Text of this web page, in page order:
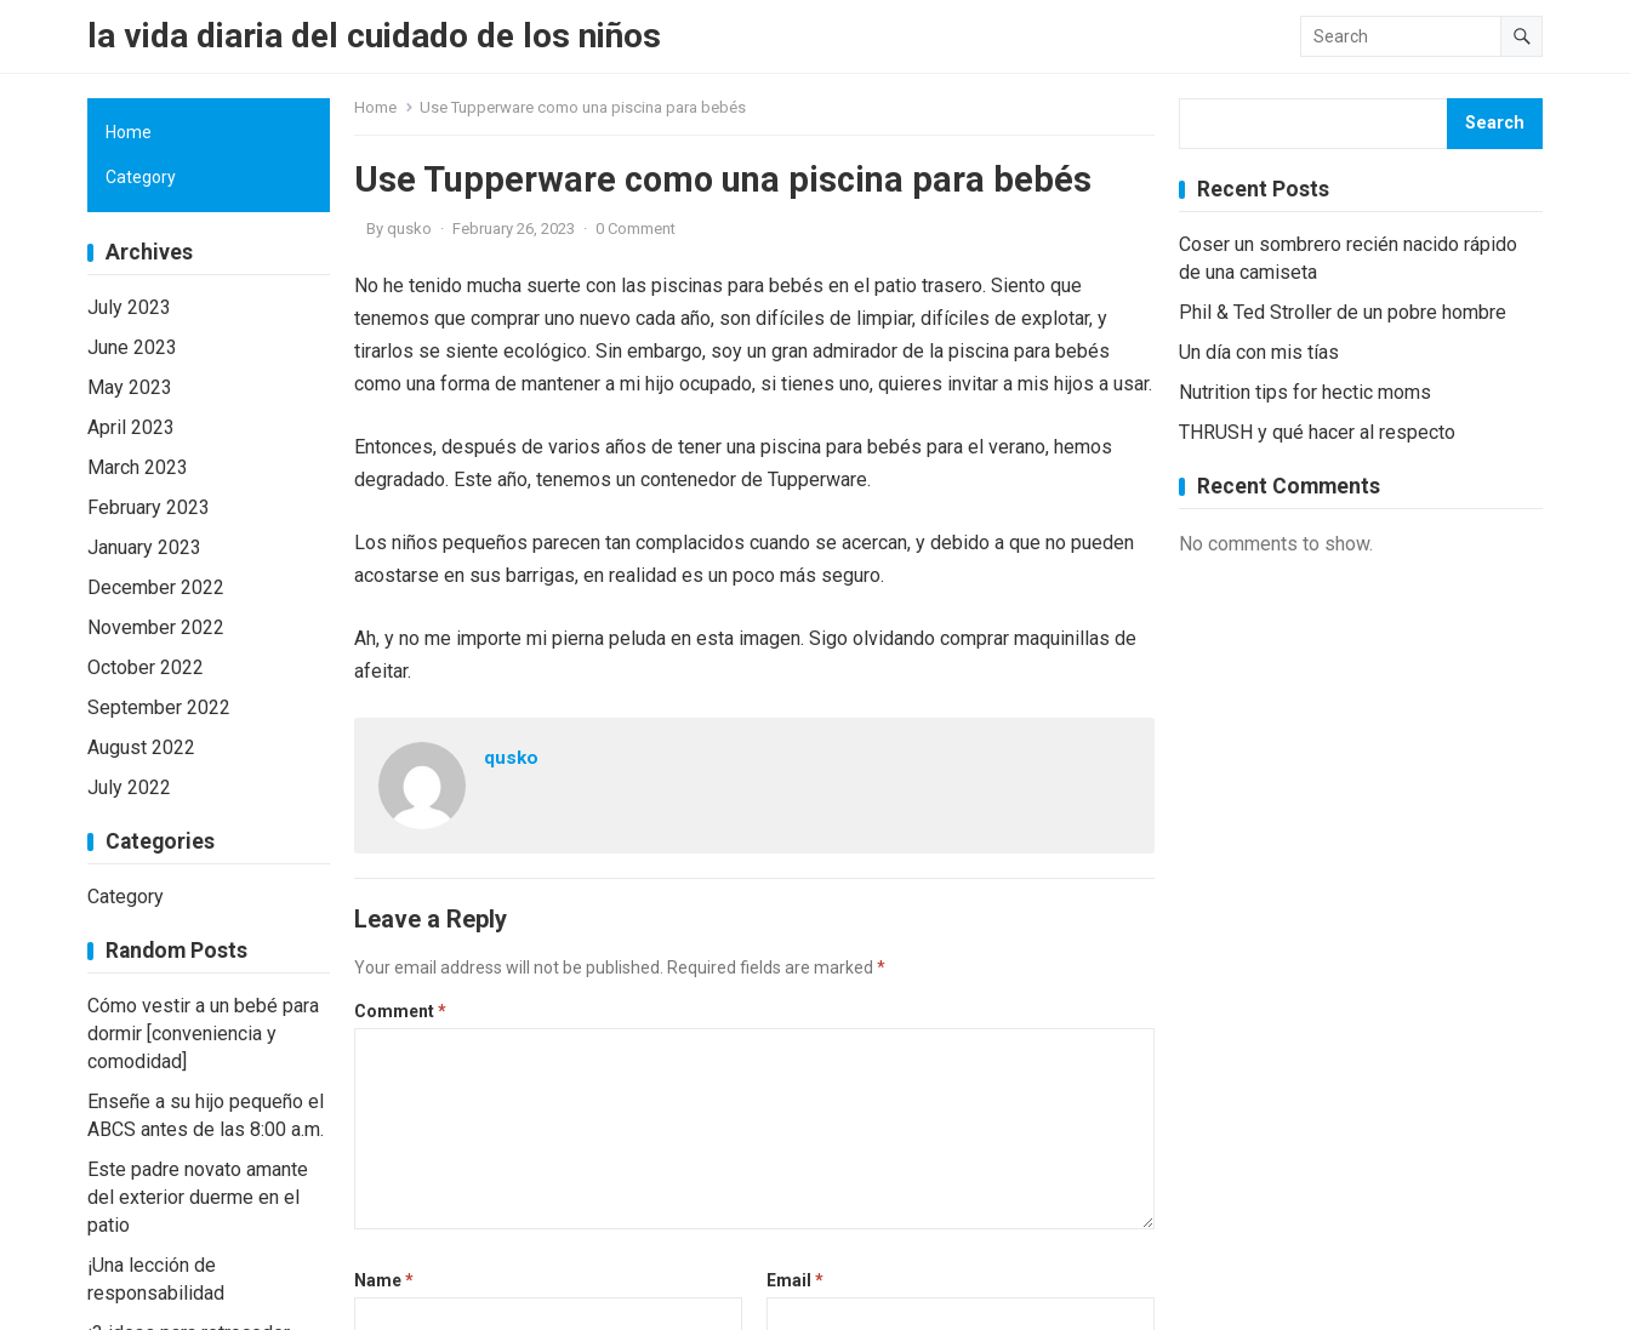
la vida diaria del cuidado de los niños
Home Use Tupperware como una piscina para bebés
Use Tupperware como una piscina para bebés
By qusko · February 26, 2023 · 0 Comment
No he tenido mucha suerte con las piscinas para bebés en el patio trasero. Siento que
tenemos que comprar uno nuevo cada año, son difíciles de limpiar, difíciles de explotar, y
tirarlos se siente ecológico. Sin embargo, soy un gran admirador de la piscina para bebés
como una forma de mantener a mi hijo ocupado, si tienes uno, quieres invitar a mis hijos a usar.
Entonces, después de varios años de tener una piscina para bebés para el verano, hemos
degradado. Este año, tenemos un contenedor de Tupperware.
Los niños pequeños parecen tan complacidos cuando se acercan, y debido a que no pueden
acostarse en sus barrigas, en realidad es un poco más seguro.
Ah, y no me importe mi pierna peluda en esta imagen. Sigo olvidando comprar maquinillas de
afeitar.
qusko
Leave a Reply
Your email address will not be published. Required fields are marked *
Comment*
Name* Email *
Search
Recent Posts
Coser un sombrero recién nacido rápido
de una camiseta
Phil & Ted Stroller de un pobre hombre
Un día con mis tías
Nutrition tips for hectic moms
THRUSH y qué hacer al respecto
Recent Comments
No comments to show.
Home
Category
Archives
July 2023
June 2023
May 2023
April 2023
March 2023
February 2023
January 2023
December 2022
November 2022
October 2022
September 2022
August 2022
July 2022
Categories
Category
Random Posts
Cómo vestir a un bebé para
dormir [conveniencia y
comodidad]
Enseñe a su hijo pequeño el
ABCS antes de las 8:00 a.m.
Este padre novato amante
del exterior duerme en el
patio
¡Una lección de
responsabilidad